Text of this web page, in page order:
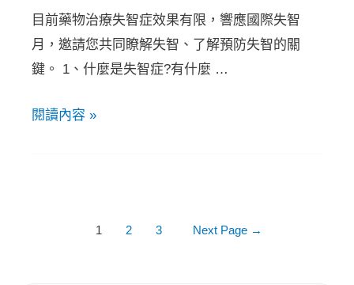
目前藥物治療失智症效果有限，響應國際失智
月，邀請您共同瞭解失智、了解預防失智的關
鍵。 1、什麼是失智症?有什麼 …
閱讀內容 »
1 2 3 Next Page →